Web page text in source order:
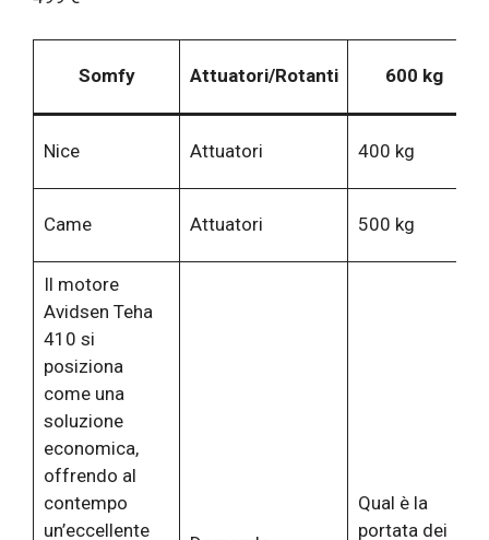
Somfy Attuatori/Rotanti 600 kg
Nice Attuatori 400 kg
Came Attuatori 500 kg
Il motore
Avidsen Teha
410 si
posiziona
come una
soluzione
economica,
offrendo al
contempo
un’eccellente
Qual è la
portata dei